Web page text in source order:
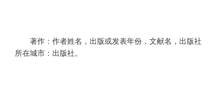
著作：作者姓名，出版或发表年份，文献名，出版社
所在城市：出版社。